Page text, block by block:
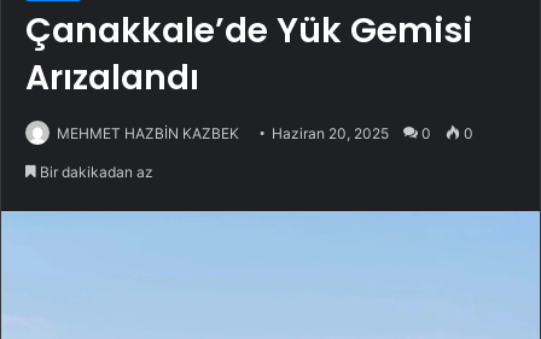
Çanakkale’de Yük Gemisi
Arızalandı
MEHMET HAZBİN KAZBEK Haziran 20, 2025 0 0
Bir dakikadan az